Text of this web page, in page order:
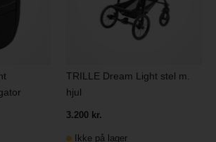
TRILLE Dream Light stel m.
hjul
3.200 kr.
Ikke på lager